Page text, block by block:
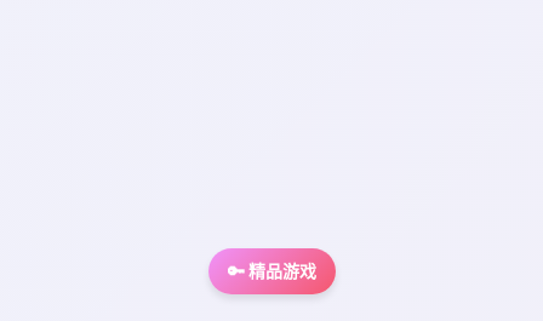
🔑 精品游戏